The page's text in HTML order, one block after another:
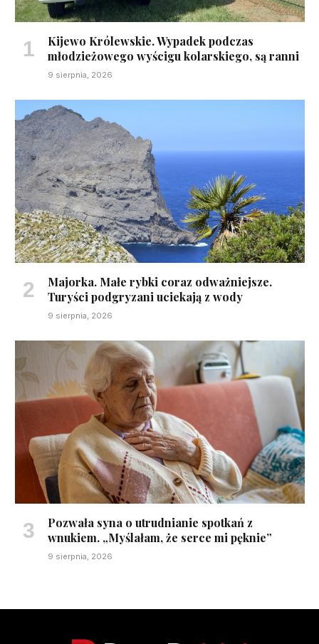
Kijewo Królewskie. Wypadek podczas
młodzieżowego wyścigu kolarskiego, są ranni
9 sierpnia, 2026
Majorka. Małe rybki coraz odważniejsze.
Turyści podgryzani uciekają z wody
9 sierpnia, 2026
Pozwała syna o utrudnianie spotkań z
wnukiem. „Myślałam, że serce mi pęknie”
9 sierpnia, 2026